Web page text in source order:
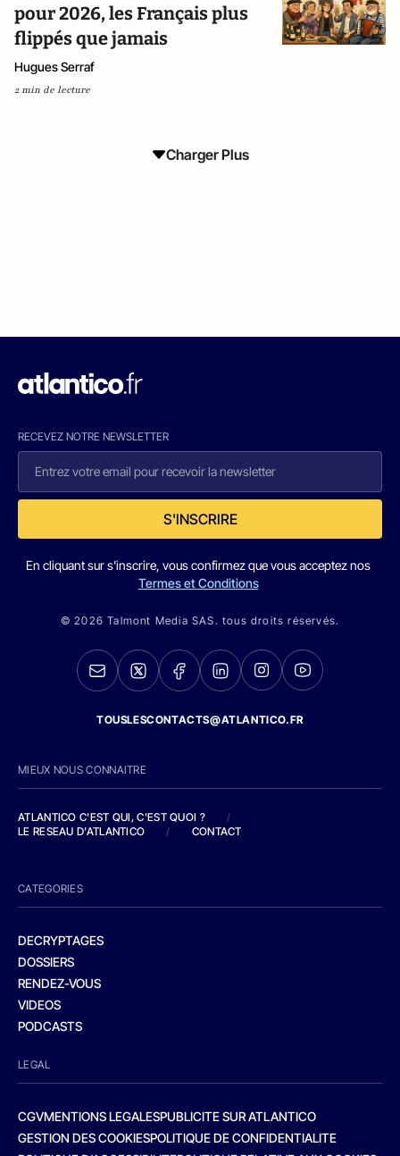
pour 2026, les Français plus
flippés que jamais
Hugues Serraf
2 min de lecture
Charger Plus
RECEVEZ NOTRE NEWSLETTER
S'INSCRIRE
En cliquant sur s'inscrire, vous confirmez que vous acceptez nos
Termes et Conditions
© 2026 Talmont Media SAS. tous droits réservés.
TOUSLESCONTACTS@ATLANTICO.FR
MIEUX NOUS CONNAITRE
ATLANTICO C'EST QUI, C'EST QUOI ?
/
LE RESEAU D'ATLANTICO
/ CONTACT
CATEGORIES
DECRYPTAGES
DOSSIERS
RENDEZ-VOUS
VIDEOS
PODCASTS
LEGAL
CGVMENTIONS LEGALESPUBLICITE SUR ATLANTICO
GESTION DES COOKIESPOLITIQUE DE CONFIDENTIALITE